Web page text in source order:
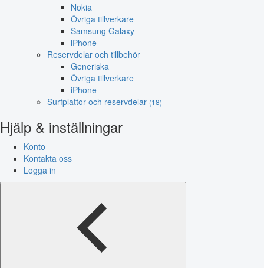
Nokia
Övriga tillverkare
Samsung Galaxy
iPhone
Reservdelar och tillbehör
Generiska
Övriga tillverkare
iPhone
Surfplattor och reservdelar (18)
Hjälp & inställningar
Konto
Kontakta oss
Logga in